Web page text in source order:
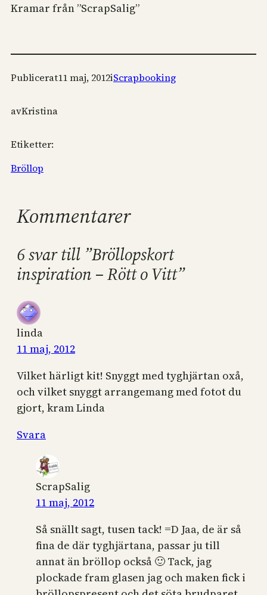
Kramar från ”ScrapSalig”
Publicerat11 maj, 2012iScrapbooking
avKristina
Etiketter:
Bröllop
Kommentarer
6 svar till ”Bröllopskort
inspiration – Rött o Vitt”
linda
11 maj, 2012
Vilket härligt kit! Snyggt med tyghjärtan oxå,
och vilket snyggt arrangemang med fotot du
gjort, kram Linda
Svara
ScrapSalig
11 maj, 2012
Så snällt sagt, tusen tack! =D Jaa, de är så
fina de där tyghjärtana, passar ju till
annat än bröllop också 🙂 Tack, jag
plockade fram glasen jag och maken fick i